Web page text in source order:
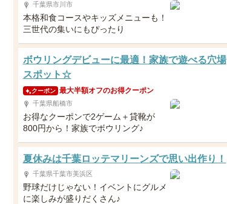
千葉県市川市
本格和食コースやキッズメニューも！
三世代の集いにもぴったり
ボウリングデビューに最適！家族で遊べる穴場
スポット☆
クーポン 最大半額オフのお得クーポン
千葉県船橋市
お得なクーポンで2ゲーム＋貸靴が
800円から！家族でボウリング♪
夏休みは千葉ロッテマリーンズで思い出作り！
千葉県千葉市美浜区
野球だけじゃない！イベントにグルメ
に楽しみが盛りだくさん♪